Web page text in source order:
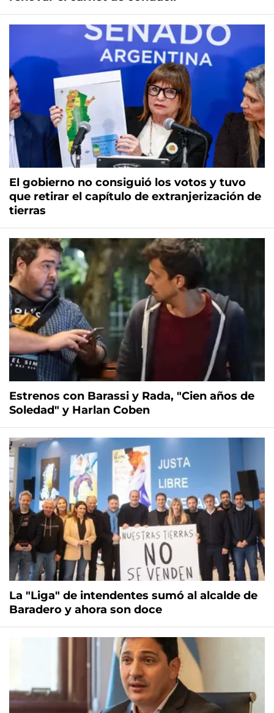
El gobierno no consiguió los votos y tuvo
que retirar el capítulo de extranjerización de
tierras
Estrenos con Barassi y Rada, "Cien años de
Soledad" y Harlan Coben
La "Liga" de intendentes sumó al alcalde de
Baradero y ahora son doce